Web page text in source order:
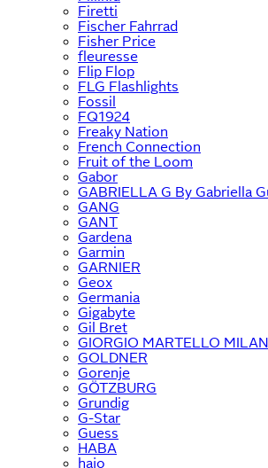
Firetti
Fischer Fahrrad
Fisher Price
fleuresse
Flip Flop
FLG Flashlights
Fossil
FQ1924
Freaky Nation
French Connection
Fruit of the Loom
Gabor
GABRIELLA G By Gabriella
GANG
GANT
Gardena
Garmin
GARNIER
Geox
Germania
Gigabyte
Gil Bret
GIORGIO MARTELLO
GOLDNER
Gorenje
GÖTZBURG
Grundig
G-Star
Guess
HABA
hajo